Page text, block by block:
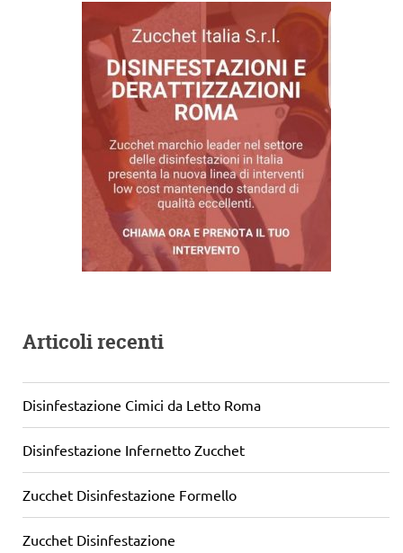
Articoli recenti
Disinfestazione Cimici da Letto Roma
Disinfestazione Infernetto Zucchet
Zucchet Disinfestazione Formello
Zucchet Disinfestazione